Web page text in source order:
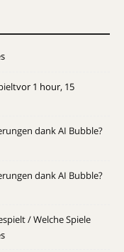
vor 1 hour, 15
dank AI Bubble?
dank AI Bubble?
/ Welche Spiele